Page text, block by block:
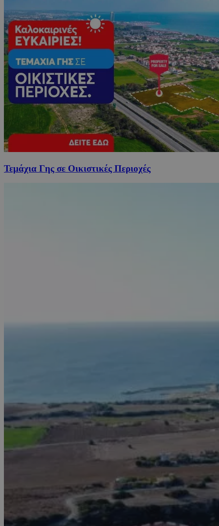
Τεμάχια Γης σε Οικιστικές Περιοχές